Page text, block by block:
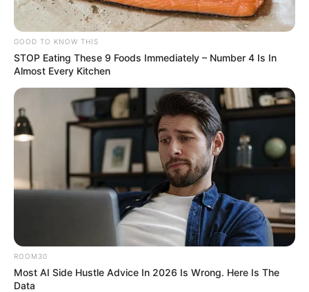
12:10 / 06 Avqust 2026
48 nəfərsaxlanıldı
50 0 0
GOOD TO KNOW THIS
STOP Eating These 9 Foods Immediately – Number 4 Is In
Almost Every Kitchen
ROOM30
Most AI Side Hustle Advice In 2026 Is Wrong. Here Is The
Data